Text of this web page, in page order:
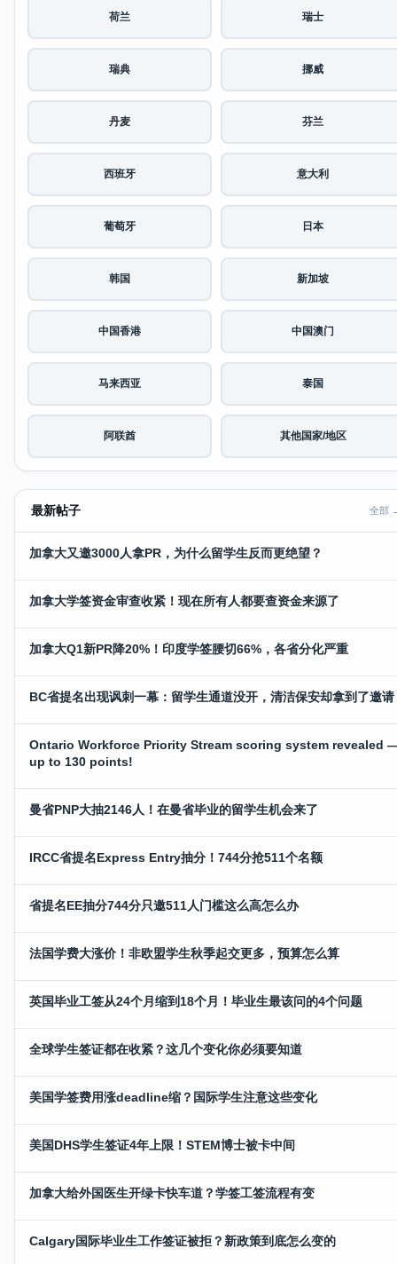
荷兰 瑞士
瑞典 挪威
丹麦 芬兰
西班牙 意大利
葡萄牙 日本
韩国 新加坡
中国香港 中国澳门
马来西亚 泰国
阿联酋 其他国家/地区
最新帖子 全部
加拿大又邀3000人拿PR，为什么留学生反而更绝望？
加拿大学签资金审查收紧！现在所有人都要查资金来源了
加拿大Q1新PR降20%！印度学签腰切66%，各省分化严重
BC省提名出现讽刺一幕：留学生通道没开，清洁保安却拿到了邀请
Ontario Workforce Priority Stream scoring system revealed
up to 130 points!
曼省PNP大抽2146人！在曼省毕业的留学生机会来了
IRCC省提名Express Entry抽分！744分抢511个名额
省提名EE抽分744分只邀511人门槛这么高怎么办
法国学费大涨价！非欧盟学生秋季起交更多，预算怎么算
英国毕业工签从24个月缩到18个月！毕业生最该问的4个问题
全球学生签证都在收紧？这几个变化你必须要知道
美国学签费用涨deadline缩？国际学生注意这些变化
美国DHS学生签证4年上限！STEM博士被卡中间
加拿大给外国医生开绿卡快车道？学签工签流程有变
Calgary国际毕业生工作签证被拒？新政策到底怎么变的